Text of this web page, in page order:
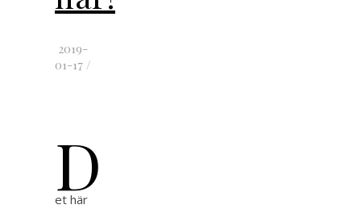
2019-
01-17 /
D
et här